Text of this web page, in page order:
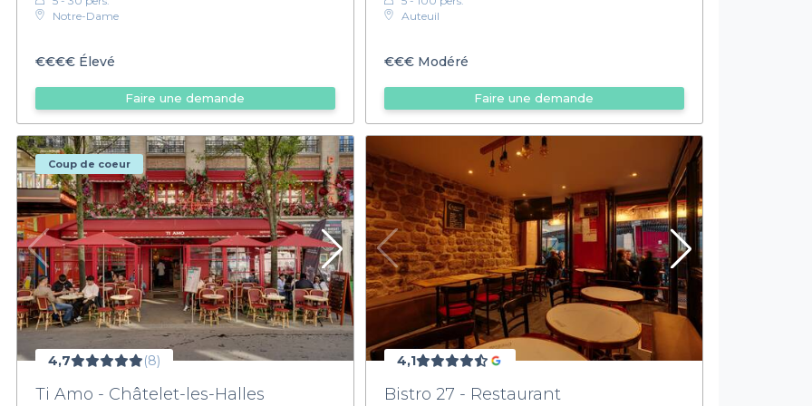
Notre-Dame
€€€€ Élevé
Faire une demande
Auteuil
€€€Modéré
Faire une demande
Coup de coeur
4,7 (8)
Ti Amo - Châtelet-les-Halles
4,1
Bistro 27 - Restaurant